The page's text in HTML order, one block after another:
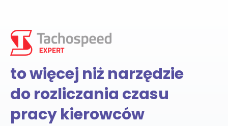
to więcej niż narzędzie
do rozliczania czasu
pracy kierowców